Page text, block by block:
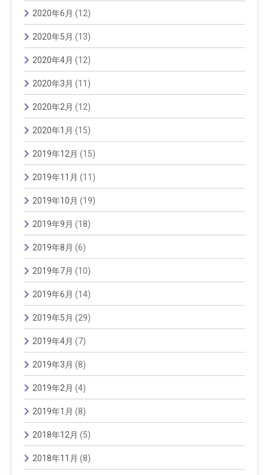
2020年6月 (12)
2020年5月 (13)
2020年4月 (12)
2020年3月 (11)
2020年2月 (12)
2020年1月 (15)
2019年12月 (15)
2019年11月 (11)
2019年10月 (19)
2019年9月 (18)
2019年8月 (6)
2019年7月 (10)
2019年6月 (14)
2019年5月 (29)
2019年4月 (7)
2019年3月 (8)
2019年2月 (4)
2019年1月 (8)
2018年12月 (5)
2018年11月 (8)